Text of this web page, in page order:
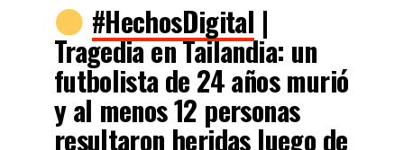
#HechosDigital |
Tragedia en Tailandia: un
futbolista de 24 años murió
y al menos 12 personas
resultaron heridas luego de